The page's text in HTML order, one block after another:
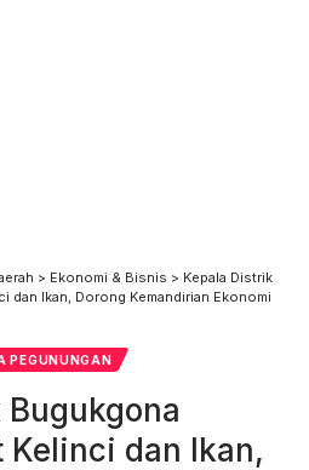
> Ekonomi & Bisnis > Kepala Distrik
dan Ikan, Dorong Kemandirian Ekonomi
PEGUNUNGAN
dan Ikan,